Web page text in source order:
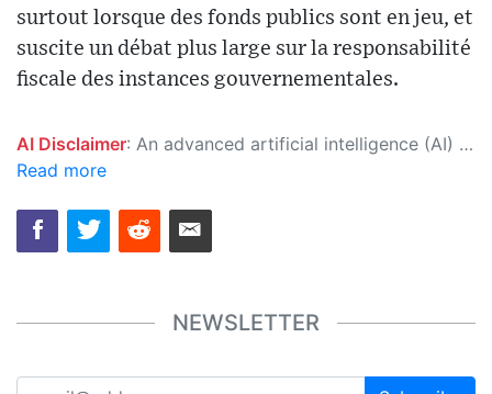
surtout lorsque des fonds publics sont en jeu, et
suscite un débat plus large sur la responsabilité
fiscale des instances gouvernementales.
AI Disclaimer: An advanced artificial intelligence (AI) system generated the content of this page on its own. This innovative technology conducts extensive research from a variety of reliable sources, performs rigorous fact-checking and verification, cleans up and balances biased or manipulated content, and presents a minimal factual summary that is just enough yet essential for you to function as an informed and educated citizen. Please keep in mind, however, that this system is an evolving technology, and as a result, the article may contain accidental inaccuracies or errors. We urge you to help us improve our site by reporting any inaccuracies you find using the "
Read more
NEWSLETTER